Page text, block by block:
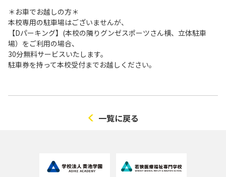
＊お車でお越しの方＊
本校専用の駐車場はございませんが、
【Dパーキング】(本校の隣りグンゼスポーツさん横、立体駐車
場）をご利用の場合、
30分無料サービスいたします。
駐車券を持って本校受付までお越しください。
一覧に戻る